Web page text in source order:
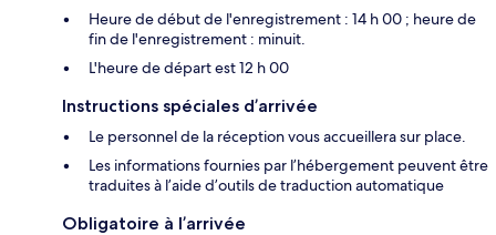
Heure de début de l'enregistrement : 14 h 00 ; heure de
fin de l'enregistrement : minuit.
L'heure de départ est 12 h 00
Instructions spéciales d’arrivée
Le personnel de la réception vous accueillera sur place.
Les informations fournies par l’hébergement peuvent être
traduites à l’aide d’outils de traduction automatique
Obligatoire à l’arrivée